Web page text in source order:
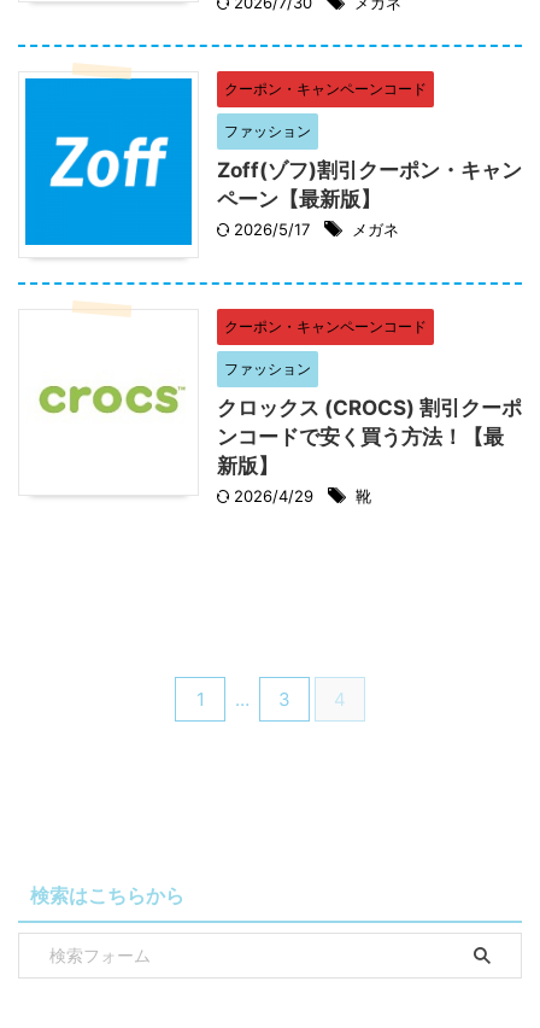
クーポン・キャンペーンコード
ファッション
Zoff(ゾフ)割引クーポン・キャン
ペーン【最新版】
2026/5/17 メガネ
クーポン・キャンペーンコード
ファッション
クロックス (CROCS) 割引クーポ
ンコードで安く買う方法！【最
新版】
2026/4/29 靴
1 … 3 4
検索はこちらから